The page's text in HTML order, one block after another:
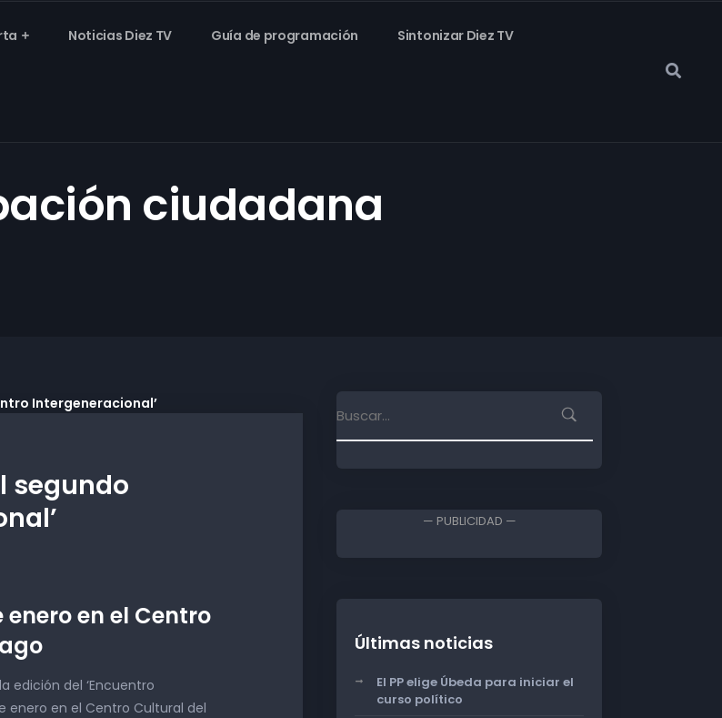
Noticias Diez TV Guía de programación Sintonizar Diez TV
ciudadana
segundo
en el Centro
edición del ‘Encuentro
enero en el Centro Cultural del
— PUBLICIDAD —
Últimas noticias
El PP elige Úbeda para iniciar el
curso político